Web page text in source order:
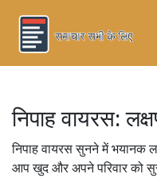
निपाह वायरस:
निपाह वायरस सुनने में भयानक
आप खुद और अपने परिवार को